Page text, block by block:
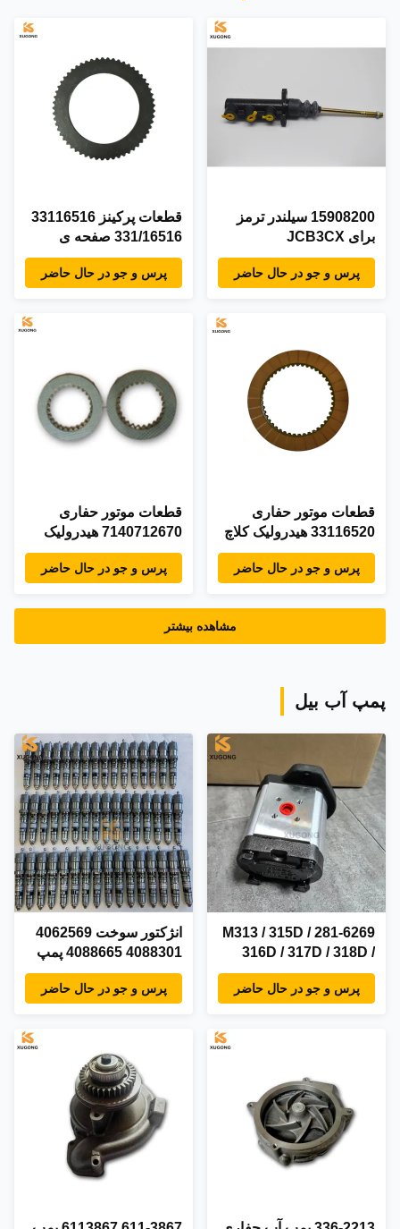
15908200 سیلندر ترمز
برای JCB3CX
پرس و جو در حال حاضر
قطعات پرکینز 33116516
331/16516 صفحه ی
دیسک اصطکاک بارگر
برقی
پرس و جو در حال حاضر
قطعات موتور حفاری
33116520 هيدرولیک کلاچ
چکش صفحه دیسک برای
JCB
پرس و جو در حال حاضر
قطعات موتور حفاری
7140712670 هيدرولیک
کلاچ چکش صفحه دیسک
برای JCB
پرس و جو در حال حاضر
مشاهده بیشتر
پمپ آب بیل
281-6269 M313 / 315D /
316D / 317D / 318D /
322D پمپ دنده هیدرولیک
برای حفاری - 6 ماه
پرس و جو در حال حاضر
انژکتور سوخت 4062569
4088301 4088665 پمپ
تزریق سوخت قطعات
ماشین آلات راهسازی
پرس و جو در حال حاضر